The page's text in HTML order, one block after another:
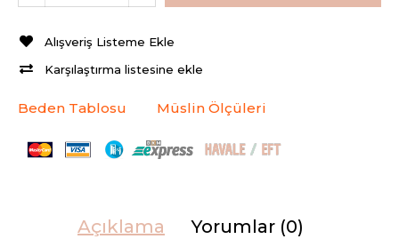
Alışveriş Listeme Ekle
Karşılaştırma listesine ekle
Beden Tablosu Müslin Ölçüleri
Açıklama Yorumlar (0)